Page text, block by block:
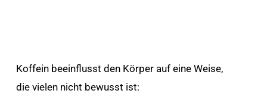
Koffein beeinflusst den Körper auf eine Weise,
die vielen nicht bewusst ist: